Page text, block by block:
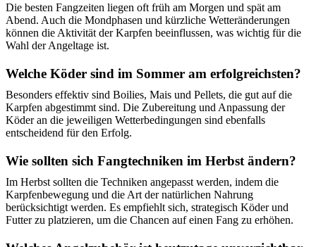
Die besten Fangzeiten liegen oft früh am Morgen und spät am
Abend. Auch die Mondphasen und kürzliche Wetteränderungen
können die Aktivität der Karpfen beeinflussen, was wichtig für die
Wahl der Angeltage ist.
Welche Köder sind im Sommer am erfolgreichsten?
Besonders effektiv sind Boilies, Mais und Pellets, die gut auf die
Karpfen abgestimmt sind. Die Zubereitung und Anpassung der
Köder an die jeweiligen Wetterbedingungen sind ebenfalls
entscheidend für den Erfolg.
Wie sollten sich Fangtechniken im Herbst ändern?
Im Herbst sollten die Techniken angepasst werden, indem die
Karpfenbewegung und die Art der natürlichen Nahrung
berücksichtigt werden. Es empfiehlt sich, strategisch Köder und
Futter zu platzieren, um die Chancen auf einen Fang zu erhöhen.